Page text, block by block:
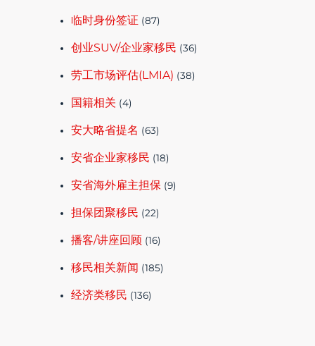
临时身份签证 (87)
创业SUV/企业家移民 (36)
劳工市场评估(LMIA) (38)
国籍相关 (4)
安大略省提名 (63)
安省企业家移民 (18)
安省海外雇主担保 (9)
担保团聚移民 (22)
播客/讲座回顾 (16)
移民相关新闻 (185)
经济类移民 (136)